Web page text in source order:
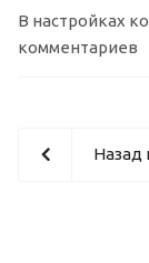
В настройках
комментариев
Назад